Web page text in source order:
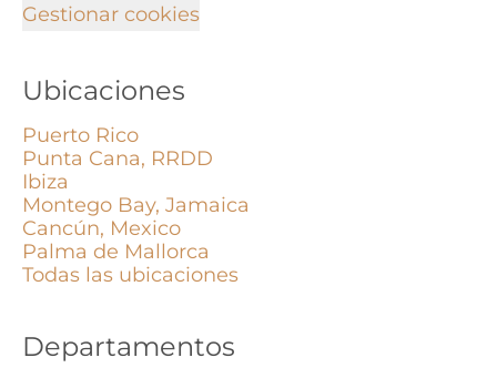
Gestionar cookies
Ubicaciones
Puerto Rico
Punta Cana, RRDD
Ibiza
Montego Bay, Jamaica
Cancún, Mexico
Palma de Mallorca
Todas las ubicaciones
Departamentos